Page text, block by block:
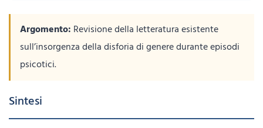
Argomento: Revisione della letteratura esistente
sull’insorgenza della disforia di genere durante episodi
psicotici.
Sintesi